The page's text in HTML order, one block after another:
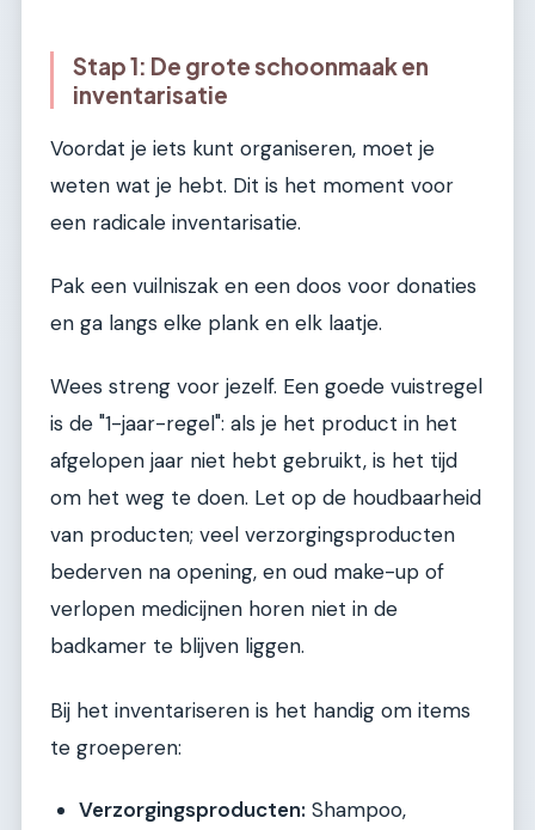
Stap 1: De grote schoonmaak en
inventarisatie
Voordat je iets kunt organiseren, moet je
weten wat je hebt. Dit is het moment voor
een radicale inventarisatie.
Pak een vuilniszak en een doos voor donaties
en ga langs elke plank en elk laatje.
Wees streng voor jezelf. Een goede vuistregel
is de "1-jaar-regel": als je het product in het
afgelopen jaar niet hebt gebruikt, is het tijd
om het weg te doen. Let op de houdbaarheid
van producten; veel verzorgingsproducten
bederven na opening, en oud make-up of
verlopen medicijnen horen niet in de
badkamer te blijven liggen.
Bij het inventariseren is het handig om items
te groeperen:
Verzorgingsproducten: Shampoo,